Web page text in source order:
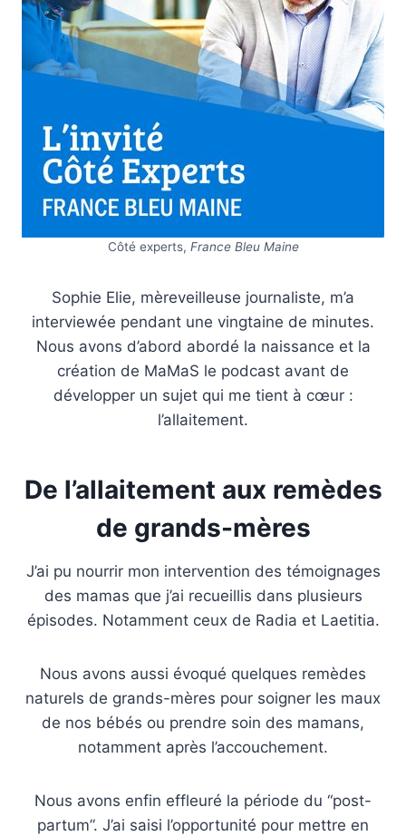
Côté experts, France Bleu Maine
Sophie Elie, mèreveilleuse journaliste, m’a
interviewée pendant une vingtaine de minutes.
Nous avons d’abord abordé la naissance et la
création de MaMaS le podcast avant de
développer un sujet qui me tient à cœur :
l’allaitement.
De l’allaitement aux remèdes
de grands-mères
J’ai pu nourrir mon intervention des témoignages
des mamas que j’ai recueillis dans plusieurs
épisodes. Notamment ceux de Radia et Laetitia.
Nous avons aussi évoqué quelques remèdes
naturels de grands-mères pour soigner les maux
de nos bébés ou prendre soin des mamans,
notamment après l’accouchement.
Nous avons enfin effleuré la période du “post-
partum”. J’ai saisi l’opportunité pour mettre en